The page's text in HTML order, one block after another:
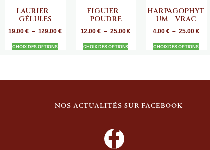
LAURIER –
GÉLULES
19.00€ – 129.00€
CHOIX DES OPTIONS
FIGUIER –
POUDRE
12.00€ – 25.00€
CHOIX DES OPTIONS
HARPAGOPHYT
UM – VRAC
4.00€ – 25.00€
CHOIX DES OPTIONS
NOS ACTUALITÉS SUR FACEBOOK